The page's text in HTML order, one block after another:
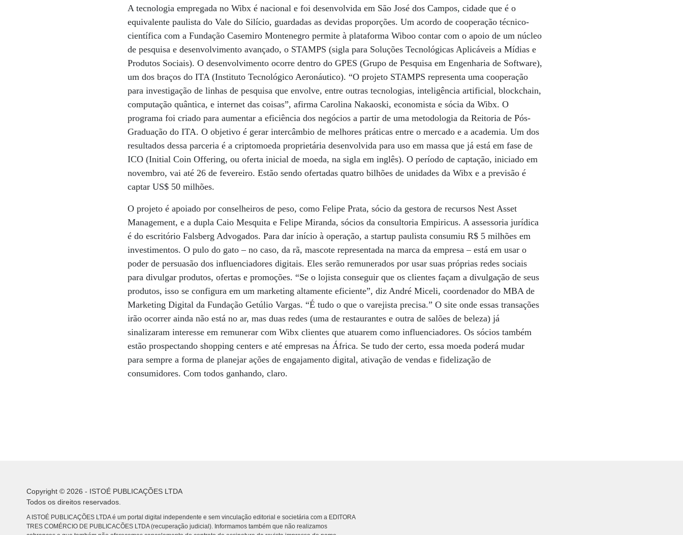
A tecnologia empregada no Wibx é nacional e foi desenvolvida em São José dos Campos, cidade que é o
equivalente paulista do Vale do Silício, guardadas as devidas proporções. Um acordo de cooperação técnico-
científica com a Fundação Casemiro Montenegro permite à plataforma Wiboo contar com o apoio de um núcleo
de pesquisa e desenvolvimento avançado, o STAMPS (sigla para Soluções Tecnológicas Aplicáveis a Mídias e
Produtos Sociais). O desenvolvimento ocorre dentro do GPES (Grupo de Pesquisa em Engenharia de Software),
um dos braços do ITA (Instituto Tecnológico Aeronáutico). “O projeto STAMPS representa uma cooperação
para investigação de linhas de pesquisa que envolve, entre outras tecnologias, inteligência artificial, blockchain,
computação quântica, e internet das coisas”, afirma Carolina Nakaoski, economista e sócia da Wibx. O
programa foi criado para aumentar a eficiência dos negócios a partir de uma metodologia da Reitoria de Pós-
Graduação do ITA. O objetivo é gerar intercâmbio de melhores práticas entre o mercado e a academia. Um dos
resultados dessa parceria é a criptomoeda proprietária desenvolvida para uso em massa que já está em fase de
ICO (Initial Coin Offering, ou oferta inicial de moeda, na sigla em inglês). O período de captação, iniciado em
novembro, vai até 26 de fevereiro. Estão sendo ofertadas quatro bilhões de unidades da Wibx e a previsão é
captar US$ 50 milhões.
O projeto é apoiado por conselheiros de peso, como Felipe Prata, sócio da gestora de recursos Nest Asset
Management, e a dupla Caio Mesquita e Felipe Miranda, sócios da consultoria Empiricus. A assessoria jurídica
é do escritório Falsberg Advogados. Para dar início à operação, a startup paulista consumiu R$ 5 milhões em
investimentos. O pulo do gato – no caso, da rã, mascote representada na marca da empresa – está em usar o
poder de persuasão dos influenciadores digitais. Eles serão remunerados por usar suas próprias redes sociais
para divulgar produtos, ofertas e promoções. “Se o lojista conseguir que os clientes façam a divulgação de seus
produtos, isso se configura em um marketing altamente eficiente”, diz André Miceli, coordenador do MBA de
Marketing Digital da Fundação Getúlio Vargas. “É tudo o que o varejista precisa.” O site onde essas transações
irão ocorrer ainda não está no ar, mas duas redes (uma de restaurantes e outra de salões de beleza) já
sinalizaram interesse em remunerar com Wibx clientes que atuarem como influenciadores. Os sócios também
estão prospectando shopping centers e até empresas na África. Se tudo der certo, essa moeda poderá mudar
para sempre a forma de planejar ações de engajamento digital, ativação de vendas e fidelização de
consumidores. Com todos ganhando, claro.
Copyright © 2026 - ISTOÉ PUBLICAÇÕES LTDA
Todos os direitos reservados.
A ISTOÉ PUBLICAÇÕES LTDA é um portal digital independente e sem vinculação editorial e societária com a EDITORA
TRES COMÉRCIO DE PUBLICACÕES LTDA (recuperação judicial). Informamos também que não realizamos